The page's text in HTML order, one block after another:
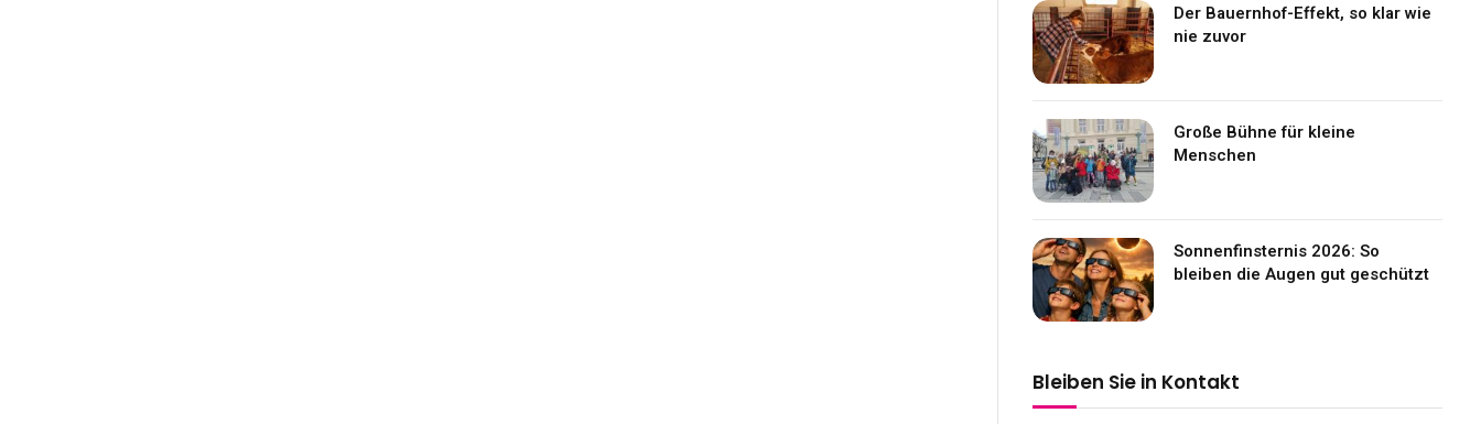
Der Bauernhof-Effekt, so klar wie
nie zuvor
Große Bühne für kleine
Menschen
Sonnenfinsternis 2026: So
bleiben die Augen gut geschützt
Bleiben Sie in Kontakt